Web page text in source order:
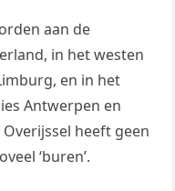
aan de
in het westen
en in het
Antwerpen en
heeft geen
‘buren’.